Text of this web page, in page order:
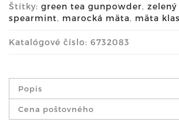
Štítky: green tea gunpowder,
spearmint, marocká mäta, mäta
Katalógové číslo: 6732083
Popis
Cena poštovného